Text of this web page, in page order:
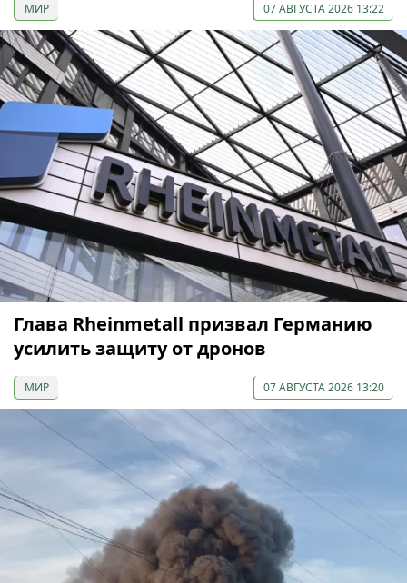
МИР 07 АВГУСТА 2026 13:22
Глава Rheinmetall призвал Германию
усилить защиту от дронов
МИР 07 АВГУСТА 2026 13:20